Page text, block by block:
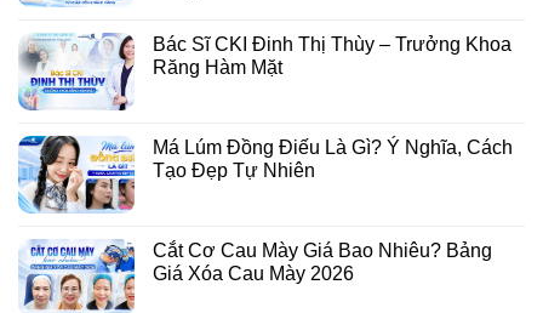
Bác Sĩ CKI Đinh Thị Thùy – Trưởng Khoa
Răng Hàm Mặt
Má Lúm Đồng Điếu Là Gì? Ý Nghĩa, Cách
Tạo Đẹp Tự Nhiên
Cắt Cơ Cau Mày Giá Bao Nhiêu? Bảng
Giá Xóa Cau Mày 2026